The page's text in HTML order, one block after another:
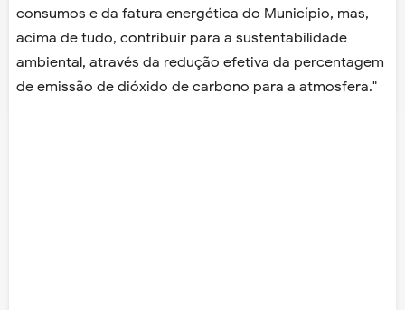
consumos e da fatura energética do Município, mas,
acima de tudo, contribuir para a sustentabilidade
ambiental, através da redução efetiva da percentagem
de emissão de dióxido de carbono para a atmosfera."